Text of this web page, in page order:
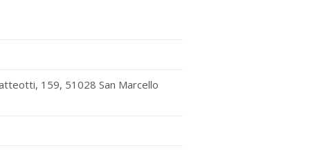
159, 51028 San Marcello